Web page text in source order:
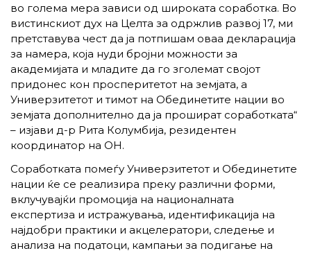
во голема мера зависи од широката соработка. Во
вистинскиот дух на Целта за одржлив развој 17, ми
претставува чест да ја потпишам оваа декларација
за намера, која нуди бројни можности за
академијата и младите да го зголемат својот
придонес кон просперитетот на земјата, а
Универзитетот и тимот на Обединетите нации во
земјата дополнително да ја прошират соработката“
– изјави д-р Рита Колумбија, резидентен
координатор на ОН.
Соработката помеѓу Универзитетот и Обединетите
нации ќе се реализира преку различни форми,
вклучувајќи промоција на националната
експертиза и истражувања, идентификација на
најдобри практики и акцелератори, следење и
анализа на податоци, кампањи за подигање на